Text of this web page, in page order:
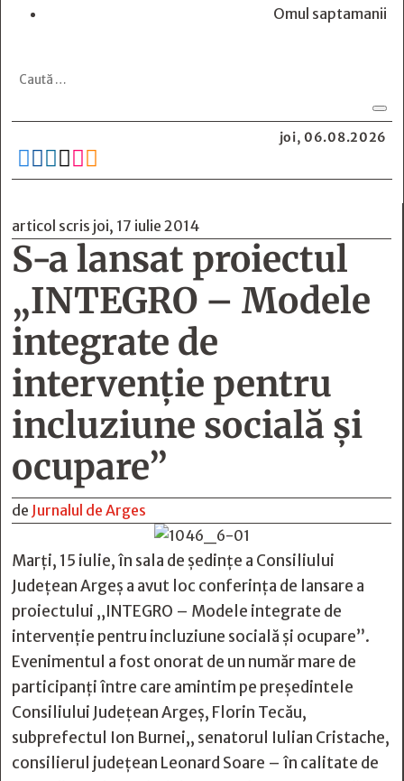
Omul saptamanii
joi, 06.08.2026
     
articol scris joi, 17 iulie 2014
S-a lansat proiectul
„INTEGRO – Modele
integrate de
intervenţie pentru
incluziune socială şi
ocupare”
de Jurnalul de Arges
Marţi, 15 iulie, în sala de şedinţe a Consiliului
Judeţean Argeş a avut loc conferinţa de lansare a
proiectului „INTEGRO – Modele integrate de
intervenţie pentru incluziune socială şi ocupare”.
Evenimentul a fost onorat de un număr mare de
participanţi între care amintim pe preşedintele
Consiliului Judeţean Argeş, Florin Tecău,
subprefectul Ion Burnei,, senatorul Iulian Cristache,
consilierul judeţean Leonard Soare – în calitate de